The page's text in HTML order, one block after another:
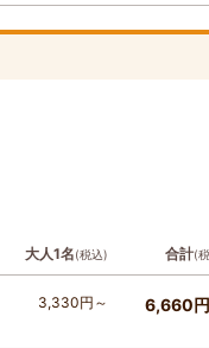
大人1名(税込) 合計(
3,330円～ 6,660